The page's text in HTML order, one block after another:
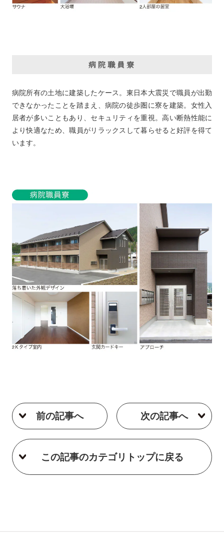
病院職員寮
病院所有の土地に建築したケース。東日本大震災で職員が出勤
できなかったことを踏まえ、病院の徒歩圏に寮を建築。女性入
居者が多いこともあり、セキュリティを重視。高い断熱性能に
より快適なため、職員がリラックスして暮らせると好評を得て
います。
前の記事へ 次の記事へ
この記事のカテゴリトップに戻る